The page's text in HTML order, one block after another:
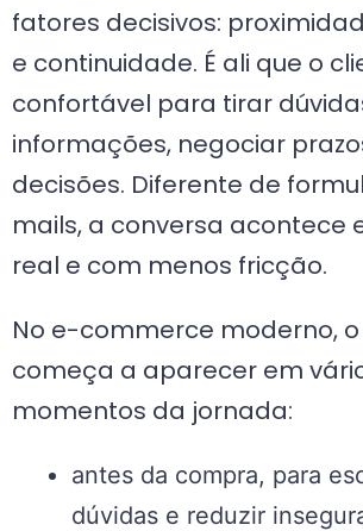
fatores decisivos:
e continuidade. É ali que o
confortável para tirar
informações, negociar
decisões. Diferente de
mails, a conversa acontece
real e com menos fricção.
No e-commerce moderno,
começa a aparecer em
momentos da jornada:
antes da compra, para
dúvidas e reduzir